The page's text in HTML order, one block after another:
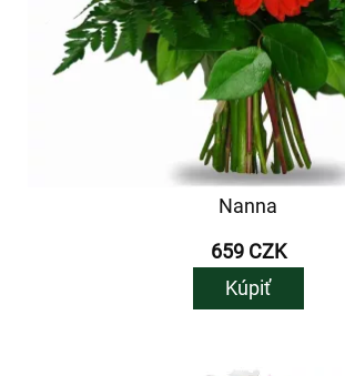
Nanna
659 CZK
Kúpiť